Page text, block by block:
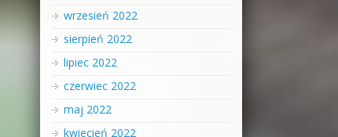
wrzesień 2022
sierpień 2022
lipiec 2022
czerwiec 2022
maj 2022
kwiecień 2022